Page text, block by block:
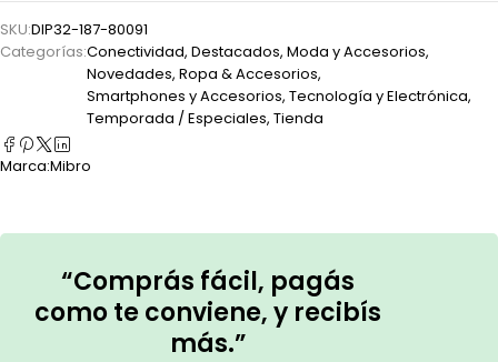
SKU:DIP32-187-80091
Categorías:Conectividad, Destacados, Moda y Accesorios,
Novedades, Ropa & Accesorios,
Smartphones y Accesorios, Tecnología y Electrónica,
Temporada / Especiales, Tienda
Marca:Mibro
“Comprás fácil, pagás
como te conviene, y recibís
más.”